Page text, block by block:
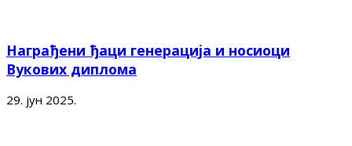
Награђени ђаци генерација и носиоци
Вукових диплома
29. јун 2025.